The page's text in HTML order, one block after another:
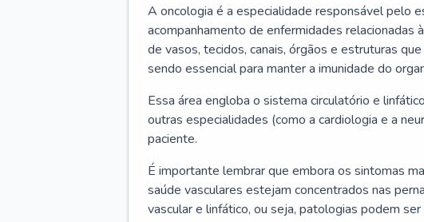
A oncologia é a especialidade responsável pelo
acompanhamento de enfermidades relacionadas
de vasos, tecidos, canais, órgãos e estruturas
sendo essencial para manter a imunidade do
Essa área engloba o sistema circulatório e
outras especialidades (como a cardiologia e a
paciente.
É importante lembrar que embora os sintomas
saúde vasculares estejam concentrados nas
vascular e linfático, ou seja, patologias podem